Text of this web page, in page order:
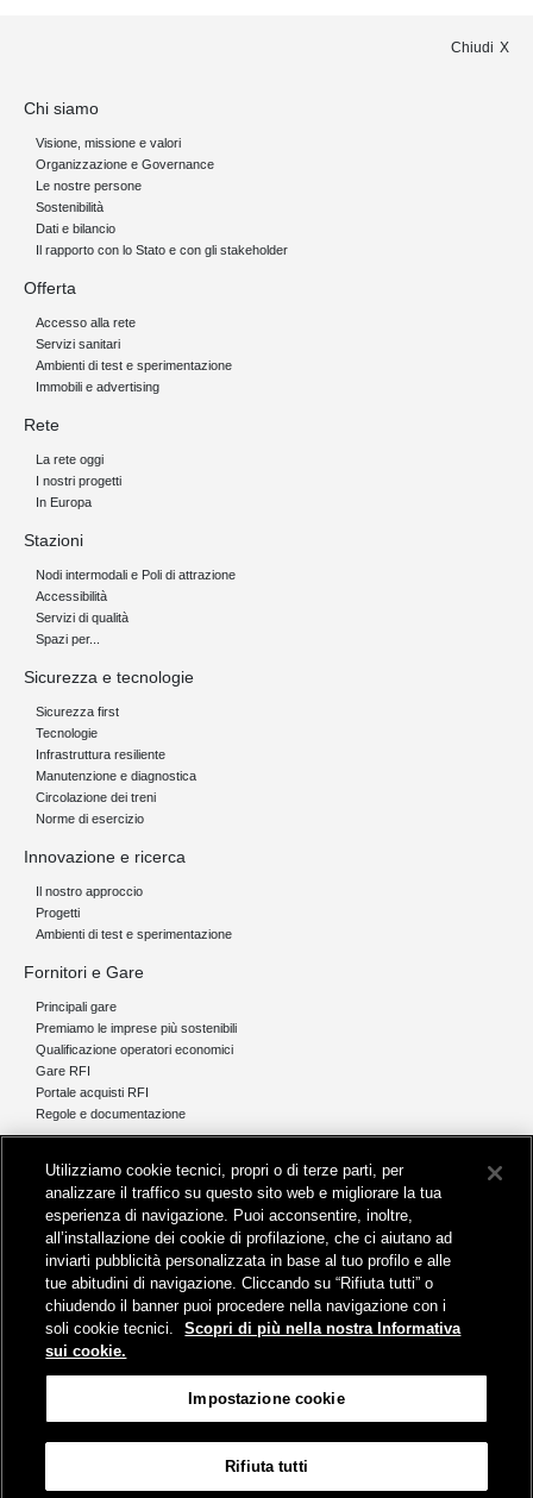
Chiudi
Chi siamo
Visione, missione e valori
Organizzazione e Governance
Le nostre persone
Sostenibilità
Dati e bilancio
Il rapporto con lo Stato e con gli stakeholder
Offerta
Accesso alla rete
Servizi sanitari
Ambienti di test e sperimentazione
Immobili e advertising
Rete
La rete oggi
I nostri progetti
In Europa
Stazioni
Nodi intermodali e Poli di attrazione
Accessibilità
Servizi di qualità
Spazi per...
Sicurezza e tecnologie
Sicurezza first
Tecnologie
Infrastruttura resiliente
Manutenzione e diagnostica
Circolazione dei treni
Norme di esercizio
Innovazione e ricerca
Il nostro approccio
Progetti
Ambienti di test e sperimentazione
Fornitori e Gare
Principali gare
Premiamo le imprese più sostenibili
Qualificazione operatori economici
Gare RFI
Portale acquisti RFI
Regole e documentazione
Comunicati stampa e news
Novità on line
Infomobilità
Feed - RSS
Utilizziamo cookie tecnici, propri o di terze parti, per
analizzare il traffico su questo sito web e migliorare la tua
esperienza di navigazione. Puoi acconsentire, inoltre,
all’installazione dei cookie di profilazione, che ci aiutano ad
inviarti pubblicità personalizzata in base al tuo profilo e alle
tue abitudini di navigazione. Cliccando su “Rifiuta tutti” o
chiudendo il banner puoi procedere nella navigazione con i
soli cookie tecnici.
Scopri di più nella nostra Informativa
sui cookie.
Impostazione cookie
Rifiuta tutti